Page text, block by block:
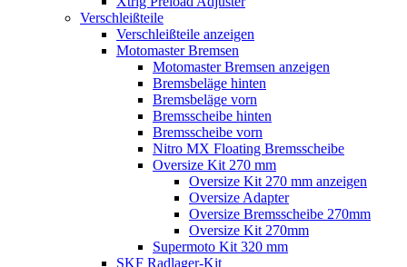
Verschleißteile
Verschleißteile anzeigen
Motomaster Bremsen
Motomaster Bremsen anzeigen
Bremsbeläge hinten
Bremsbeläge vorn
Bremsscheibe hinten
Bremsscheibe vorn
Nitro MX Floating Bremsscheibe
Oversize Kit 270 mm
Oversize Kit 270 mm anzeigen
Oversize Adapter
Oversize Bremsscheibe 270mm
Oversize Kit 270mm
Supermoto Kit 320 mm
SKF Radlager-Kit